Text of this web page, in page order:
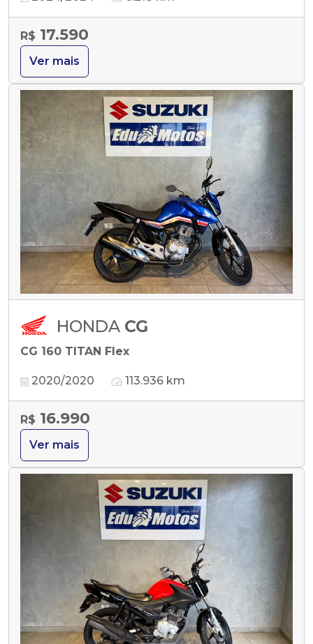
R$ 17.590
Ver mais
HONDA CG
CG 160 TITAN Flex
2020/2020 113.936 km
R$ 16.990
Ver mais